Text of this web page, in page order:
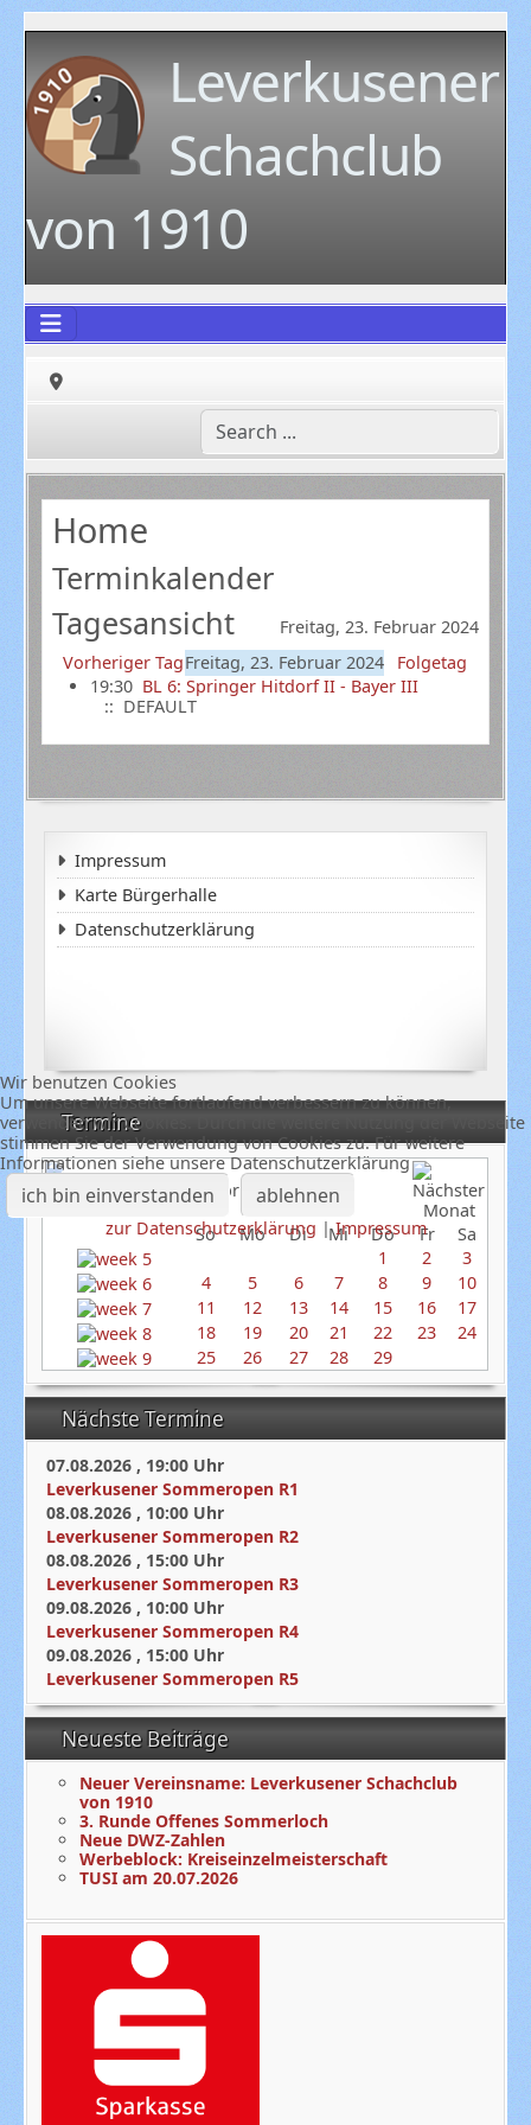
Leverkusener
Schachclub
von 1910
Termine
Februar 2024
So
Mo Di Mi Do Fr
Sa
1
2
3
4
5 6 7 8 9
10
11
12 13 14 15 16
17
18
19 20 21 22 23
24
25
26 27 28 29
Nächste Termine
07.08.2026 , 19:00 Uhr
Leverkusener Sommeropen R1
08.08.2026 , 10:00 Uhr
Leverkusener Sommeropen R2
08.08.2026 , 15:00 Uhr
Leverkusener Sommeropen R3
09.08.2026 , 10:00 Uhr
Leverkusener Sommeropen R4
09.08.2026 , 15:00 Uhr
Leverkusener Sommeropen R5
Neueste Beiträge
Neuer Vereinsname: Leverkusener Schachclub
von 1910
3. Runde Offenes Sommerloch
Neue DWZ-Zahlen
Werbeblock: Kreiseinzelmeisterschaft
TUSI am 20.07.2026
Home
Terminkalender
Tagesansicht
Freitag, 23. Februar 2024
Vorheriger TagFreitag, 23. Februar 2024
Folgetag
19:30 BL 6: Springer Hitdorf II - Bayer III
:: DEFAULT
Impressum
Karte Bürgerhalle
Datenschutzerklärung
Wir benutzen Cookies
Um unsere Webseite fortlaufend verbessern zu können,
verwenden wir Cookies. Durch die weitere Nutzung der Webseite
stimmen Sie der Verwendung von Cookies zu. Für weitere
Informationen siehe unsere Datenschutzerklärung
ich bin einverstanden ablehnen
zur Datenschutzerklärung |Impressum